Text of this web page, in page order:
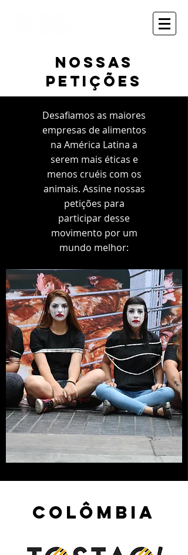
nossas
petições
Desafiamos as maiores
empresas de alimentos
na América Latina a
serem mais éticas e
menos cruéis com os
animais. Assine nossas
petições para
participar desse
movimento por um
mundo melhor:
ColÔmbia